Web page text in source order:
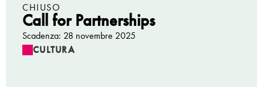
CHIUSO
Call for Partnerships
Scadenza: 28 novembre 2025
CULTURA